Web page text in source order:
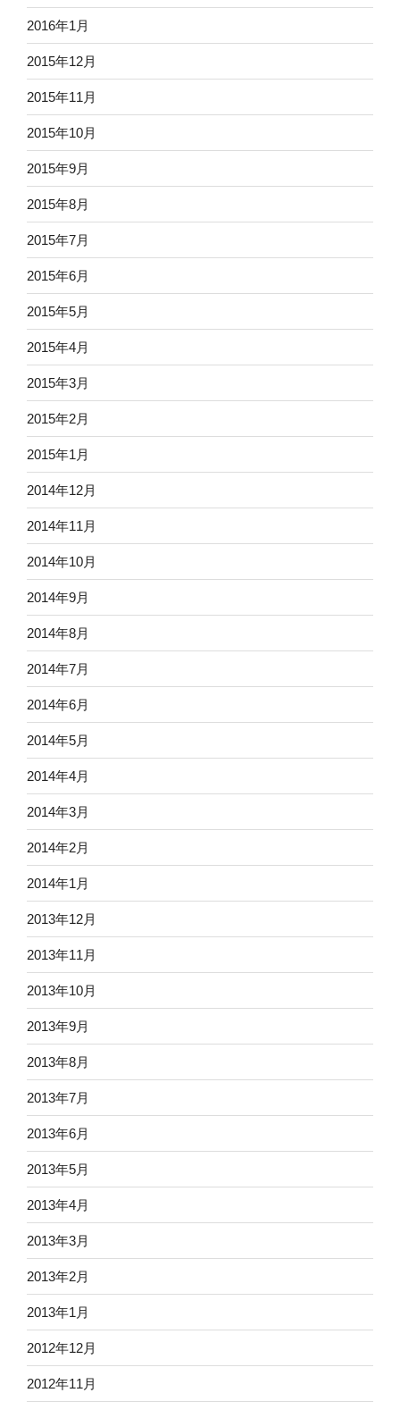
2016年1月
2015年12月
2015年11月
2015年10月
2015年9月
2015年8月
2015年7月
2015年6月
2015年5月
2015年4月
2015年3月
2015年2月
2015年1月
2014年12月
2014年11月
2014年10月
2014年9月
2014年8月
2014年7月
2014年6月
2014年5月
2014年4月
2014年3月
2014年2月
2014年1月
2013年12月
2013年11月
2013年10月
2013年9月
2013年8月
2013年7月
2013年6月
2013年5月
2013年4月
2013年3月
2013年2月
2013年1月
2012年12月
2012年11月